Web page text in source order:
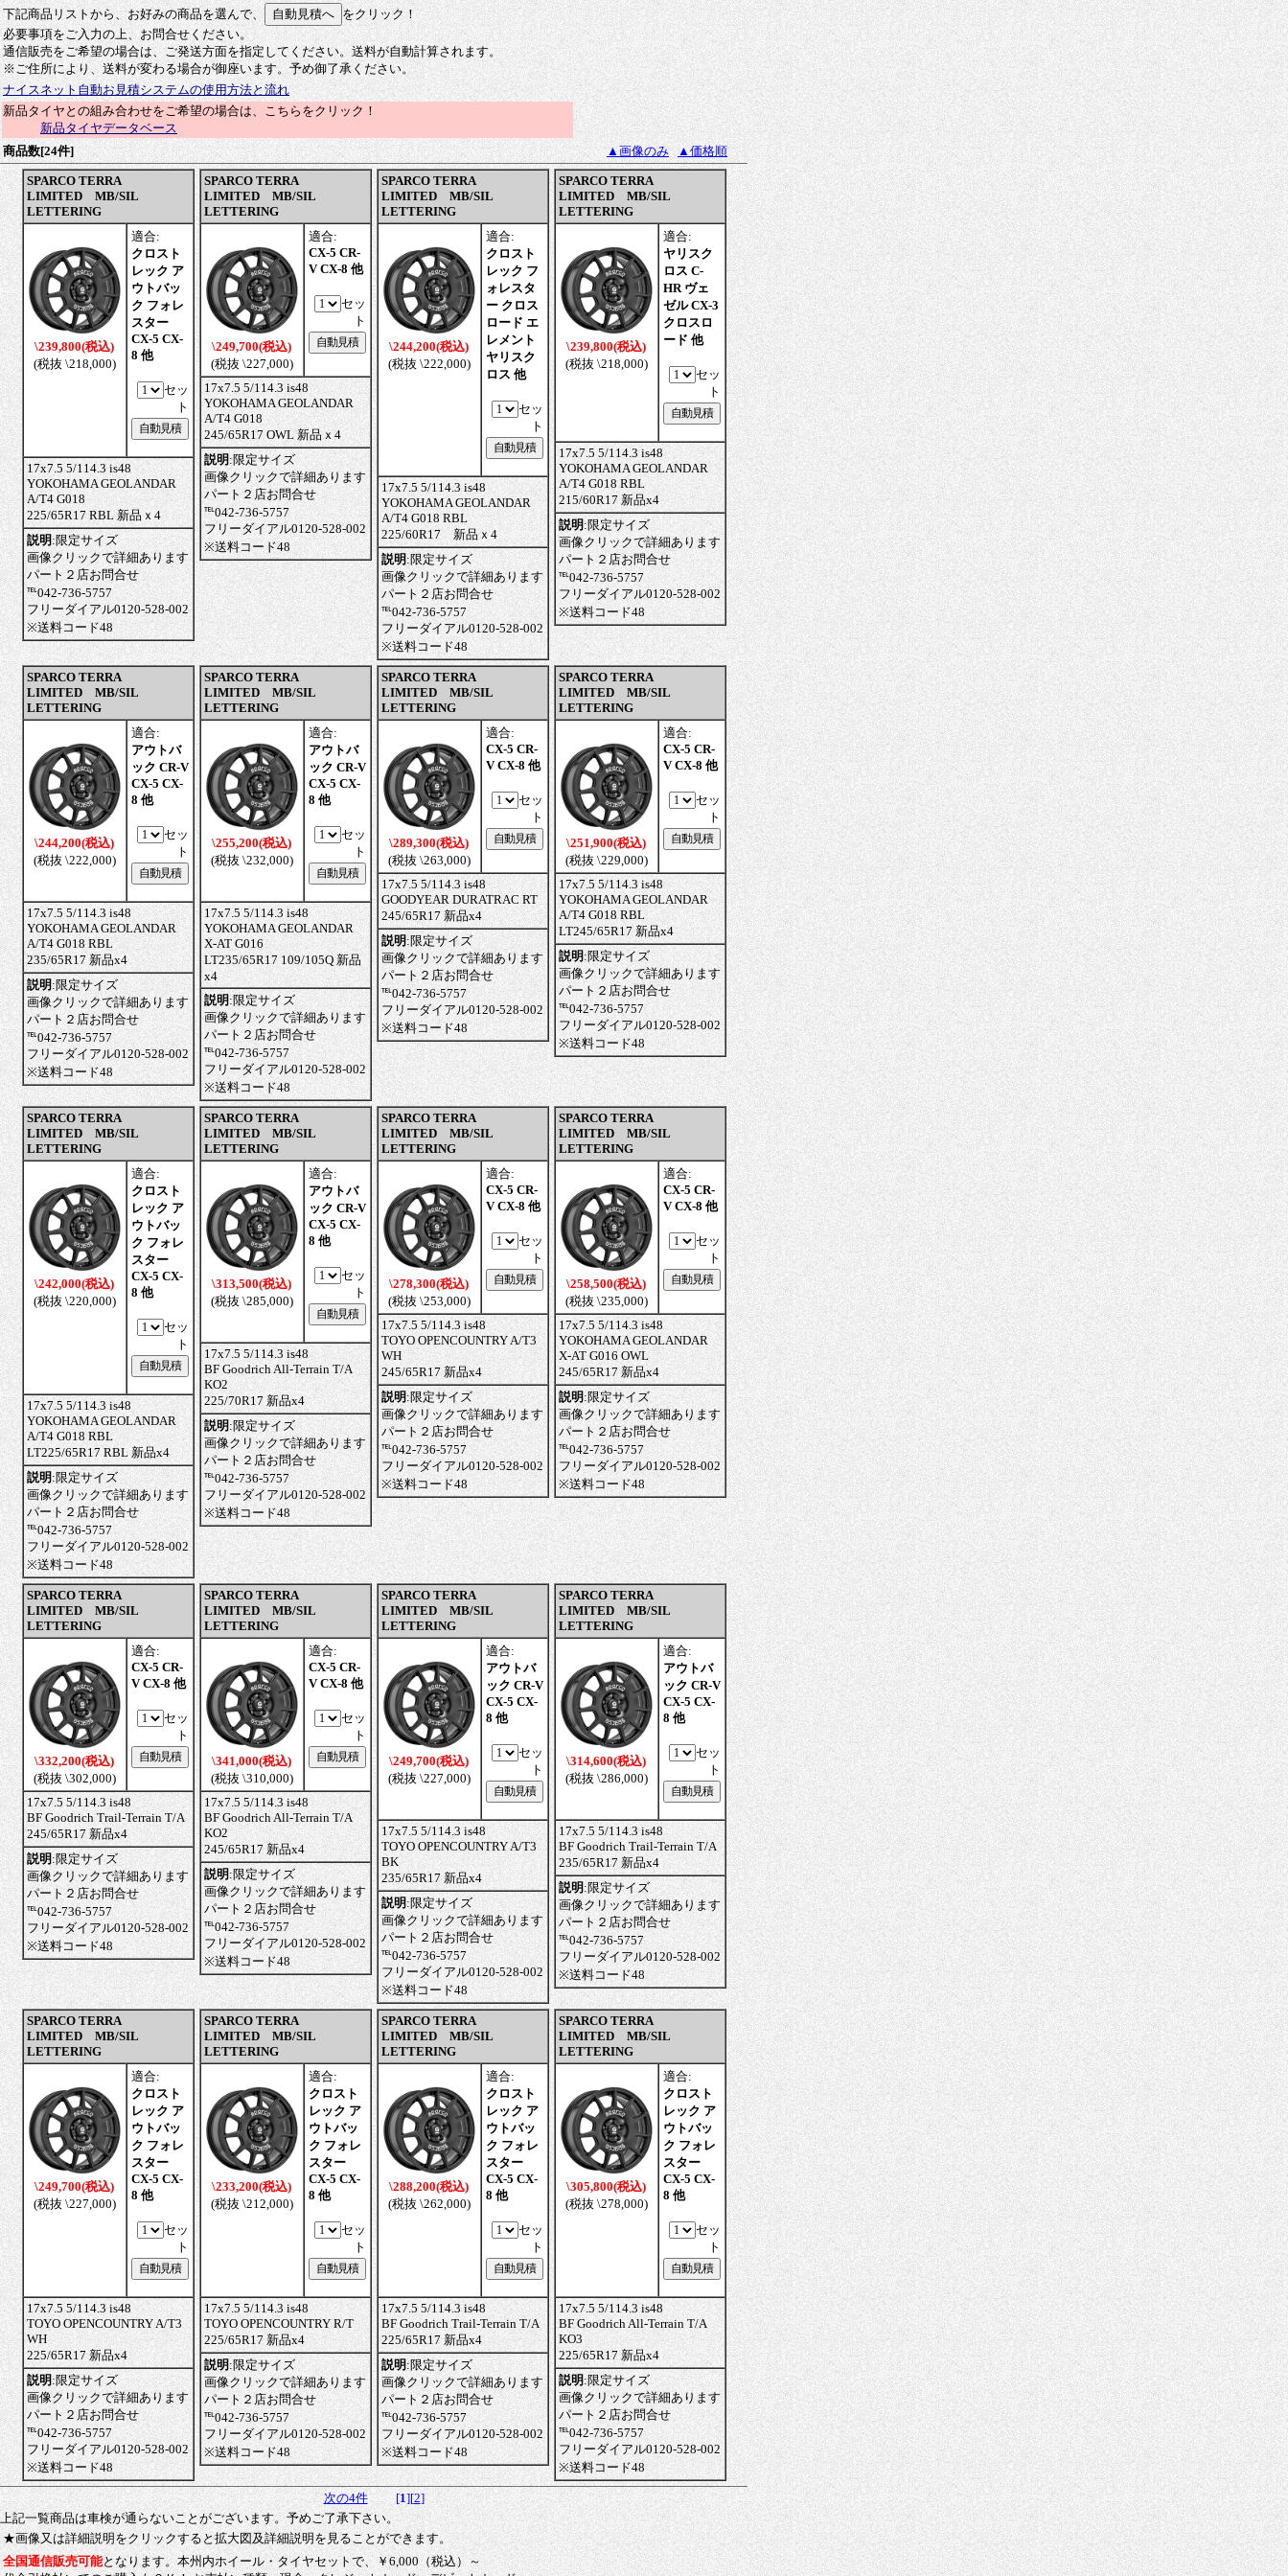
下記商品リストから、お好みの商品を選んで、
をクリック！
必要事項をご入力の上、お問合せください。
通信販売をご希望の場合は、ご発送方面を指定してください。送料が自動計算されます。
※ご住所により、送料が変わる場合が御座います。予め御了承ください。
ナイスネット自動お見積システムの使用方法と流れ
新品タイヤとの組み合わせをご希望の場合は、こちらをクリック！
新品タイヤデータベース
商品数[24件]
▲画像のみ ▲価格順
SPARCO TERRA
LIMITED MB/SIL
LETTERING
\239,800(税込)
(税抜 \218,000)
適合:
クロスト
レック ア
ウトバッ
ク フォレ
スター
CX-5 CX-
8 他
セッ
ト
17x7.5 5/114.3 is48
YOKOHAMA GEOLANDAR
A/T4 G018
225/65R17 RBL 新品ｘ4
説明 :限定サイズ
画像クリックで詳細あります
パート２店お問合せ
℡042-736-5757
フリーダイアル0120-528-002
※送料コード48
SPARCO TERRA
LIMITED MB/SIL
LETTERING
\249,700(税込)
(税抜 \227,000)
適合:
CX-5 CR-
V CX-8 他
セッ
ト
17x7.5 5/114.3 is48
YOKOHAMA GEOLANDAR
A/T4 G018
245/65R17 OWL 新品ｘ4
説明 :限定サイズ
画像クリックで詳細あります
パート２店お問合せ
℡042-736-5757
フリーダイアル0120-528-002
※送料コード48
SPARCO TERRA
LIMITED MB/SIL
LETTERING
\244,200(税込)
(税抜 \222,000)
適合:
クロスト
レック フ
ォレスタ
ー クロス
ロード エ
レメント
ヤリスク
ロス 他
セッ
ト
17x7.5 5/114.3 is48
YOKOHAMA GEOLANDAR
A/T4 G018 RBL
225/60R17 新品ｘ4
説明 :限定サイズ
画像クリックで詳細あります
パート２店お問合せ
℡042-736-5757
フリーダイアル0120-528-002
※送料コード48
SPARCO TERRA
LIMITED MB/SIL
LETTERING
\239,800(税込)
(税抜 \218,000)
適合:
ヤリスク
ロス C-
HR ヴェ
ゼル CX-3
クロスロ
ード 他
セッ
ト
17x7.5 5/114.3 is48
YOKOHAMA GEOLANDAR
A/T4 G018 RBL
215/60R17 新品x4
説明 :限定サイズ
画像クリックで詳細あります
パート２店お問合せ
℡042-736-5757
フリーダイアル0120-528-002
※送料コード48
SPARCO TERRA
LIMITED MB/SIL
LETTERING
\244,200(税込)
(税抜 \222,000)
適合:
アウトバ
ック CR-V
CX-5 CX-
8 他
セッ
ト
17x7.5 5/114.3 is48
YOKOHAMA GEOLANDAR
A/T4 G018 RBL
235/65R17 新品x4
説明 :限定サイズ
画像クリックで詳細あります
パート２店お問合せ
℡042-736-5757
フリーダイアル0120-528-002
※送料コード48
SPARCO TERRA
LIMITED MB/SIL
LETTERING
\255,200(税込)
(税抜 \232,000)
適合:
アウトバ
ック CR-V
CX-5 CX-
8 他
セッ
ト
17x7.5 5/114.3 is48
YOKOHAMA GEOLANDAR
X-AT G016
LT235/65R17 109/105Q 新品
x4
説明 :限定サイズ
画像クリックで詳細あります
パート２店お問合せ
℡042-736-5757
フリーダイアル0120-528-002
※送料コード48
SPARCO TERRA
LIMITED MB/SIL
LETTERING
\289,300(税込)
(税抜 \263,000)
適合:
CX-5 CR-
V CX-8 他
セッ
ト
17x7.5 5/114.3 is48
GOODYEAR DURATRAC RT
245/65R17 新品x4
説明:限定サイズ
画像クリックで詳細あります
パート２店お問合せ
℡042-736-5757
フリーダイアル0120-528-002
※送料コード48
SPARCO TERRA
LIMITED MB/SIL
LETTERING
\251,900(税込)
(税抜 \229,000)
適合:
CX-5 CR-
V CX-8 他
セッ
ト
17x7.5 5/114.3 is48
YOKOHAMA GEOLANDAR
A/T4 G018 RBL
LT245/65R17 新品x4
説明 :限定サイズ
画像クリックで詳細あります
パート２店お問合せ
℡042-736-5757
フリーダイアル0120-528-002
※送料コード48
SPARCO TERRA
LIMITED MB/SIL
LETTERING
\242,000(税込)
(税抜 \220,000)
適合:
クロスト
レック ア
ウトバッ
ク フォレ
スター
CX-5 CX-
8 他
セッ
ト
17x7.5 5/114.3 is48
YOKOHAMA GEOLANDAR
A/T4 G018 RBL
LT225/65R17 RBL 新品x4
説明 :限定サイズ
画像クリックで詳細あります
パート２店お問合せ
℡042-736-5757
フリーダイアル0120-528-002
※送料コード48
SPARCO TERRA
LIMITED MB/SIL
LETTERING
\313,500(税込)
(税抜 \285,000)
適合:
アウトバ
ック CR-V
CX-5 CX-
8 他
セッ
ト
17x7.5 5/114.3 is48
BF Goodrich All-Terrain T/A
KO2
225/70R17 新品x4
説明 :限定サイズ
画像クリックで詳細あります
パート２店お問合せ
℡042-736-5757
フリーダイアル0120-528-002
※送料コード48
SPARCO TERRA
LIMITED MB/SIL
LETTERING
\278,300(税込)
(税抜 \253,000)
適合:
CX-5 CR-
V CX-8 他
セッ
ト
17x7.5 5/114.3 is48
TOYO OPENCOUNTRY A/T3
WH
245/65R17 新品x4
説明 :限定サイズ
画像クリックで詳細あります
パート２店お問合せ
℡042-736-5757
フリーダイアル0120-528-002
※送料コード48
SPARCO TERRA
LIMITED MB/SIL
LETTERING
\258,500(税込)
(税抜 \235,000)
適合:
CX-5 CR-
V CX-8 他
セッ
ト
17x7.5 5/114.3 is48
YOKOHAMA GEOLANDAR
X-AT G016 OWL
245/65R17 新品x4
説明 :限定サイズ
画像クリックで詳細あります
パート２店お問合せ
℡042-736-5757
フリーダイアル0120-528-002
※送料コード48
SPARCO TERRA
LIMITED MB/SIL
LETTERING
\332,200(税込)
(税抜 \302,000)
適合:
CX-5 CR-
V CX-8 他
セッ
ト
17x7.5 5/114.3 is48
BF Goodrich Trail-Terrain T/A
245/65R17 新品x4
説明 :限定サイズ
画像クリックで詳細あります
パート２店お問合せ
℡042-736-5757
フリーダイアル0120-528-002
※送料コード48
SPARCO TERRA
LIMITED MB/SIL
LETTERING
\341,000(税込)
(税抜 \310,000)
適合:
CX-5 CR-
V CX-8 他
セッ
ト
17x7.5 5/114.3 is48
BF Goodrich All-Terrain T/A
KO2
245/65R17 新品x4
説明 :限定サイズ
画像クリックで詳細あります
パート２店お問合せ
℡042-736-5757
フリーダイアル0120-528-002
※送料コード48
SPARCO TERRA
LIMITED MB/SIL
LETTERING
\249,700(税込)
(税抜 \227,000)
適合:
アウトバ
ック CR-V
CX-5 CX-
8 他
セッ
ト
17x7.5 5/114.3 is48
TOYO OPENCOUNTRY A/T3
BK
235/65R17 新品x4
説明 :限定サイズ
画像クリックで詳細あります
パート２店お問合せ
℡042-736-5757
フリーダイアル0120-528-002
※送料コード48
SPARCO TERRA
LIMITED MB/SIL
LETTERING
\314,600(税込)
(税抜 \286,000)
適合:
アウトバ
ック CR-V
CX-5 CX-
8 他
セッ
ト
17x7.5 5/114.3 is48
BF Goodrich Trail-Terrain T/A
235/65R17 新品x4
説明 :限定サイズ
画像クリックで詳細あります
パート２店お問合せ
℡042-736-5757
フリーダイアル0120-528-002
※送料コード48
SPARCO TERRA
LIMITED MB/SIL
LETTERING
\249,700(税込)
(税抜 \227,000)
適合:
クロスト
レック ア
ウトバッ
ク フォレ
スター
CX-5 CX-
8 他
セッ
ト
17x7.5 5/114.3 is48
TOYO OPENCOUNTRY A/T3
WH
225/65R17 新品x4
説明 :限定サイズ
画像クリックで詳細あります
パート２店お問合せ
℡042-736-5757
フリーダイアル0120-528-002
※送料コード48
SPARCO TERRA
LIMITED MB/SIL
LETTERING
\233,200(税込)
(税抜 \212,000)
適合:
クロスト
レック ア
ウトバッ
ク フォレ
スター
CX-5 CX-
8 他
セッ
ト
17x7.5 5/114.3 is48
TOYO OPENCOUNTRY R/T
225/65R17 新品x4
説明 :限定サイズ
画像クリックで詳細あります
パート２店お問合せ
℡042-736-5757
フリーダイアル0120-528-002
※送料コード48
SPARCO TERRA
LIMITED MB/SIL
LETTERING
\288,200(税込)
(税抜 \262,000)
適合:
クロスト
レック ア
ウトバッ
ク フォレ
スター
CX-5 CX-
8 他
セッ
ト
17x7.5 5/114.3 is48
BF Goodrich Trail-Terrain T/A
225/65R17 新品x4
説明:限定サイズ
画像クリックで詳細あります
パート２店お問合せ
℡042-736-5757
フリーダイアル0120-528-002
※送料コード48
SPARCO TERRA
LIMITED MB/SIL
LETTERING
\305,800(税込)
(税抜 \278,000)
適合:
クロスト
レック ア
ウトバッ
ク フォレ
スター
CX-5 CX-
8 他
セッ
ト
17x7.5 5/114.3 is48
BF Goodrich All-Terrain T/A
KO3
225/65R17 新品x4
説明 :限定サイズ
画像クリックで詳細あります
パート２店お問合せ
℡042-736-5757
フリーダイアル0120-528-002
※送料コード48
次の4件 [1][2]
上記一覧商品は車検が通らないことがございます。予めご了承下さい。
★画像又は詳細説明をクリックすると拡大図及詳細説明を見ることができます。
全国通信販売可能となります。本州内ホイール・タイヤセットで、￥6,000（税込）～